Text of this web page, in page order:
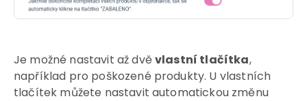
Je možné nastavit až dvěvlastní tlačítka,
například pro poškozené produkty. U vlastních
tlačítek můžete nastavit automatickou změnu